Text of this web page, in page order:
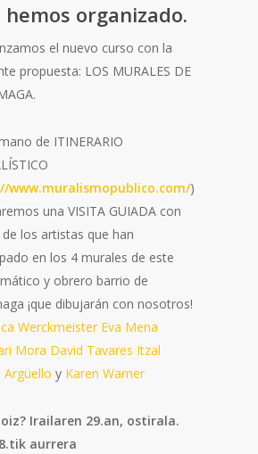
hemos organizado.
el nuevo curso con la
propuesta: LOS MURALES DE
de ITINERARIO
www.muralismopublico.com/)
una VISITA GUIADA con
los artistas que han
en los 4 murales de este
y obrero barrio de
¡que dibujarán con nosotros!
Werckmeister Eva Mena
Mora David Tavares Itzal
Argüello y Karen Warner
Irailaren 29.an, ostirala.
aurrera